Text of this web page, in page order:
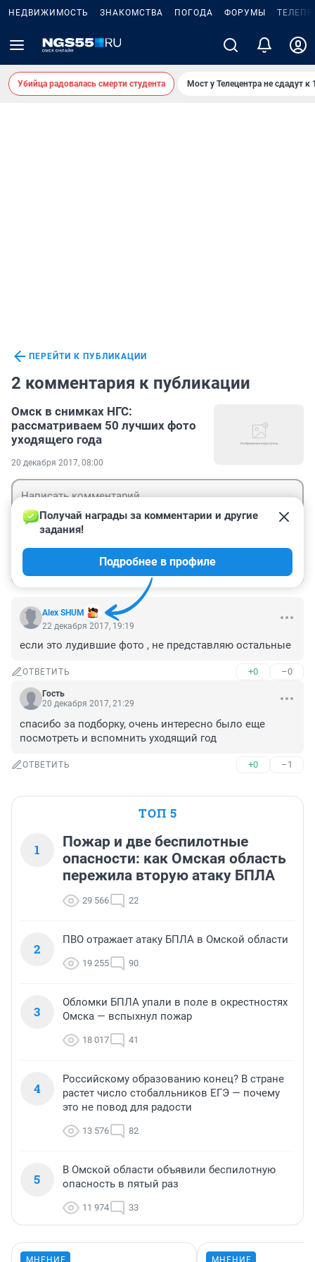
НЕДВИЖИМОСТЬ ЗНАКОМСТВА ПОГОДА ФОРУМЫ
Убийца радовалась смерти студента Мост у Телецентра не сдадут к
ПЕРЕЙТИ К ПУБЛИКАЦИИ
2 комментария к публикации
Омск в снимках НГС:
рассматриваем 50 лучших фото
уходящего года
20 декабря 2017, 08:00
Alex SHUM
Получай награды за комментарии и другие
задания!
Подробнее в профиле
22 декабря 2017, 19:19
если это лудившие фото , не представляю остальные
ОТВЕТИТЬ +0 –0
Гость
20 декабря 2017, 21:29
спасибо за подборку, очень интересно было еще
посмотреть и вспомнить уходящий год
ОТВЕТИТЬ +0 –1
ТОП 5
1
Пожар и две беспилотные
опасности: как Омская область
пережила вторую атаку БПЛА
29 566 22
2
ПВО отражает атаку БПЛА в Омской области
19 255 90
3
Обломки БПЛА упали в поле в окрестностях
Омска — вспыхнул пожар
18 017 41
4
Российскому образованию конец? В стране
растет число стобалльников ЕГЭ — почему
это не повод для радости
13 576 82
5
В Омской области объявили беспилотную
опасность в пятый раз
11 974 33
МНЕНИЕ МНЕНИЕ